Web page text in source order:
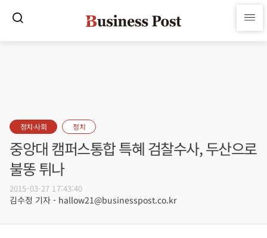
정치·사회 정치
중앙대 캠퍼스통합 특혜 검찰수사, 두산으로
불똥 튀나
2015-03-27 17:43:40
김수정 기자 - hallow21@businesspost.co.kr